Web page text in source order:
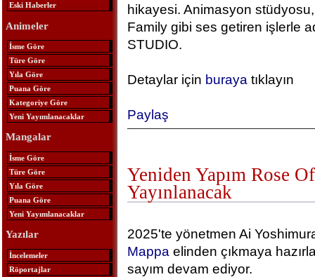
Eski Haberler
Animeler
İsme Göre
Türe Göre
Yıla Göre
Puana Göre
Kategoriye Göre
Yeni Yayımlanacaklar
Mangalar
İsme Göre
Türe Göre
Yıla Göre
Puana Göre
Yeni Yayımlanacaklar
Yazılar
İncelemeler
Röportajlar
hikayesi. Animasyon
Family gibi ses getiren işlerle
STUDIO.
Detaylar için buraya tıklayın
Paylaş
Yeniden Yapım Rose
Yayınlanacak
2025'te yönetmen Ai
Mappa elinden çıkmaya
sayım devam ediyor.